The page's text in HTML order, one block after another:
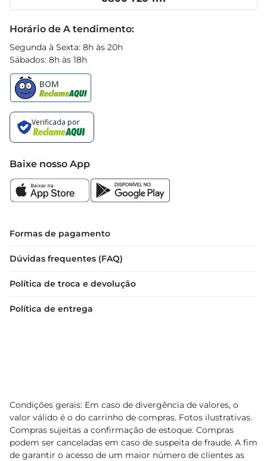
Horário de A tendimento:
Segunda à Sexta: 8h às 20h
Sábados: 8h às 18h
Baixe nosso App
Formas de pagamento
Dúvidas frequentes (FAQ)
Política de troca e devolução
Política de entrega
Condições gerais: Em caso de divergência de valores, o
valor válido é o do carrinho de compras. Fotos ilustrativas.
Compras sujeitas a confirmação de estoque. Compras
podem ser canceladas em caso de suspeita de fraude. A fim
de garantir o acesso de um maior número de clientes as